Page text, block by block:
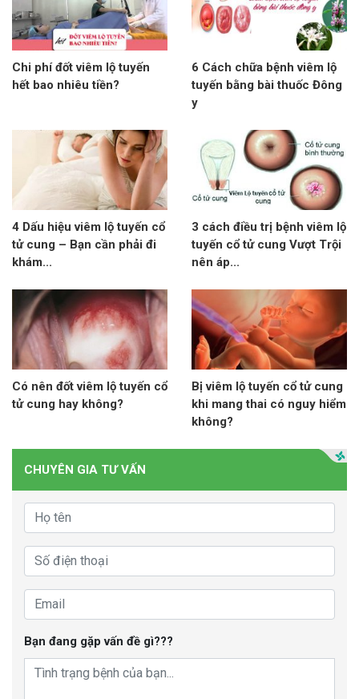
Chi phí đốt viêm lộ tuyến
hết bao nhiêu tiền?
6 Cách chữa bệnh viêm lộ
tuyến bằng bài thuốc Đông
y
4 Dấu hiệu viêm lộ tuyến cổ
tử cung – Bạn cần phải đi
khám...
3 cách điều trị bệnh viêm lộ
tuyến cổ tử cung Vượt Trội
nên áp...
Có nên đốt viêm lộ tuyến cổ
tử cung hay không?
Bị viêm lộ tuyến cổ tử cung
khi mang thai có nguy hiểm
không?
CHUYÊN GIA TƯ VẤN
Bạn đang gặp vấn đề gì???